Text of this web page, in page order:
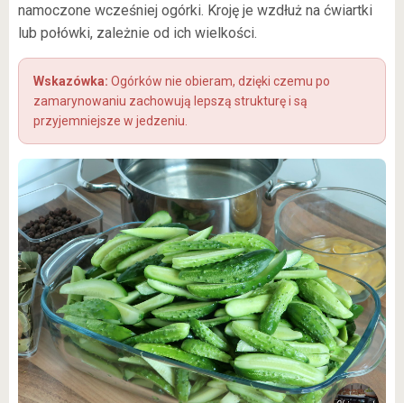
namoczone wcześniej ogórki. Kroję je wzdłuż na ćwiartki
lub połówki, zależnie od ich wielkości.
Ogórków nie obieram, dzięki czemu po
zamarynowaniu zachowują lepszą strukturę i są
przyjemniejsze w jedzeniu.